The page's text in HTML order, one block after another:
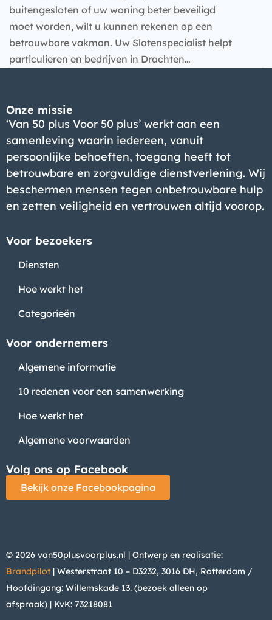
buitengesloten of uw woning beter beveiligd
moet worden, wilt u kunnen rekenen op een
betrouwbare vakman. Uw Slotenspecialist helpt
particulieren en bedrijven in Drachten…
Onze missie
‘Van 50 plus Voor 50 plus’ werkt aan een
samenleving waarin iedereen, vanuit
persoonlijke behoeften, toegang heeft tot
betrouwbare en zorgvuldige dienstverlening. Wij
beschermen mensen tegen onbetrouwbare hulp
en zetten veiligheid en vertrouwen altijd voorop.
Voor bezoekers
Diensten
Hoe werkt het
Categorieën
Voor ondernemers
Algemene informatie
10 redenen voor een samenwerking
Hoe werkt het
Algemene voorwaarden
Volg ons op Facebook
Bekijk onze Facebookpagina
© 2026 van50plusvoorplus.nl | Ontwerp en realisatie:
Brandpilot | Westerstraat 10 – D3232, 3016 DH, Rotterdam /
Hoofdingang: Willemskade 13. (bezoek alleen op
afspraak) | KvK: 73218081